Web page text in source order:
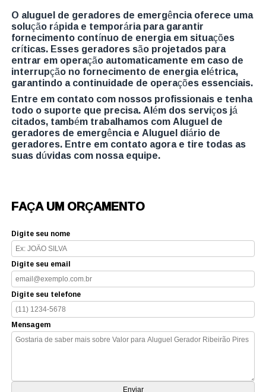
O aluguel de geradores de emergência oferece uma
solução rápida e temporária para garantir
fornecimento contínuo de energia em situações
críticas. Esses geradores são projetados para
entrar em operação automaticamente em caso de
interrupção no fornecimento de energia elétrica,
garantindo a continuidade de operações essenciais.
Entre em contato com nossos profissionais e tenha
todo o suporte que precisa. Além dos serviços já
citados, também trabalhamos com Aluguel de
geradores de emergência e Aluguel diário de
geradores. Entre em contato agora e tire todas as
suas dúvidas com nossa equipe.
FAÇA UM ORÇAMENTO
Digite seu nome
Digite seu email
Digite seu telefone
Mensagem